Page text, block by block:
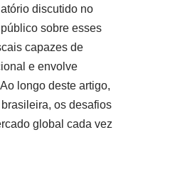
discutido no
sobre esses
capazes de
e envolve
longo deste artigo,
os desafios
global cada vez